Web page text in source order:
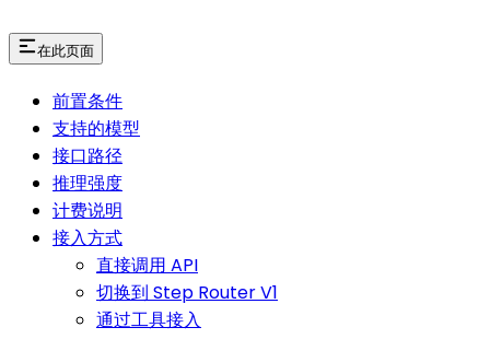
在此页面
前置条件
支持的模型
接口路径
推理强度
计费说明
接入方式
直接调用 API
切换到 Step Router V1
通过工具接入